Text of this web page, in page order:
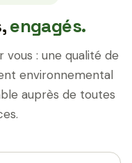
engagés.
: une qualité de
environnemental
auprès de toutes